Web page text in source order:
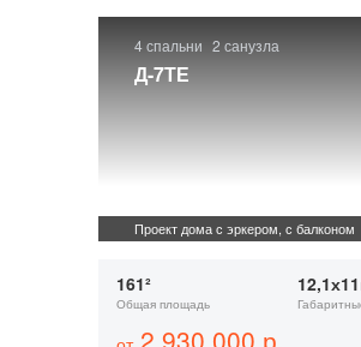
4 спальни 2 санузла
Д-7ТЕ
Проект дома с эркером, с балконом
161²
Общая площадь
2 930 000 р.